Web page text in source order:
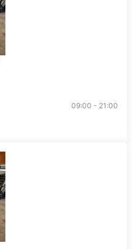
09:00 - 21:00